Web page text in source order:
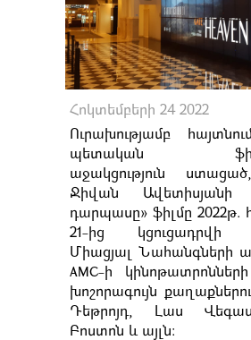
Հոկտեմբերի 24 2022
Ուրախությամբ
պետական
աջակցություն
Ջիվան Ավետիսյանի
դարպասը» ֆիլմը 2022թ.
21-ից կցուցադրվի
Միացյալ Նահանգների
АМC-ի
խոշորագույն
Դեթրոյդ, Լաս
Բոստոն և այլն։